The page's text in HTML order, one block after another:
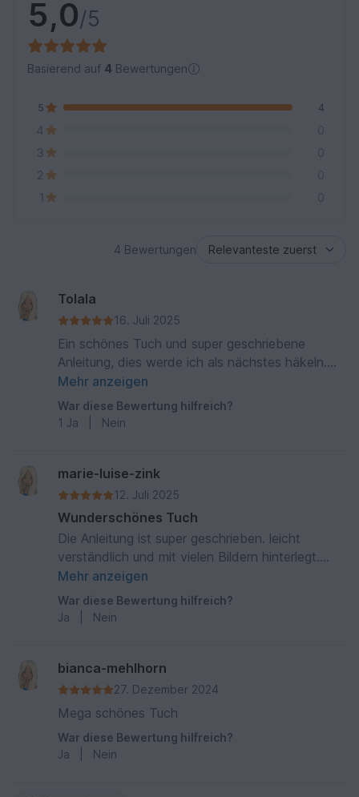
5,0/5
Basierend auf 4 Bewertungen
5 4
4
0
3
0
2
0
1
0
4 Bewertungen
Tolala
16. Juli 2025
Ein schönes Tuch und super geschriebene
Anleitung, dies werde ich als nächstes häkeln.
Nebenbei häkel ich noch das Tuch aus dem
aktuellen Call. LG. Siggi Kuczala
Mehr anzeigen
War diese Bewertung hilfreich?
1 Ja Nein
marie-luise-zink
12. Juli 2025
Wunderschönes Tuch
Die Anleitung ist super geschrieben. leicht
verständlich und mit vielen Bildern hinterlegt.
Mein Wunschbobbel für dieses Tuch wäre die
Nr. 9. Stell mir den Verlauf wunderbar vor. Marie-
Luise Zink
Mehr anzeigen
War diese Bewertung hilfreich?
Ja
Nein
bianca-mehlhorn
27. Dezember 2024
Mega schönes Tuch
War diese Bewertung hilfreich?
Ja
Nein